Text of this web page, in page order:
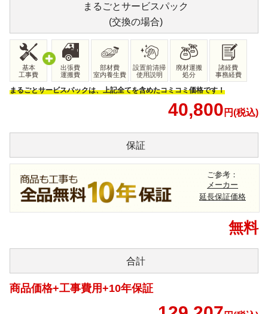
まるごとサービスパック
(交換の場合)
基本
工事費
出張費
運搬費
部材費
室内養生費
設置前清掃
使用説明
廃材運搬
処分
諸経費
事務経費
まるごとサービスパックは、上記全てを含めたコミコミ価格です！
40,800 円(税込)
保証
ご参考：
メーカー
延長保証価格
無料
合計
商品価格+工事費用+10年保証